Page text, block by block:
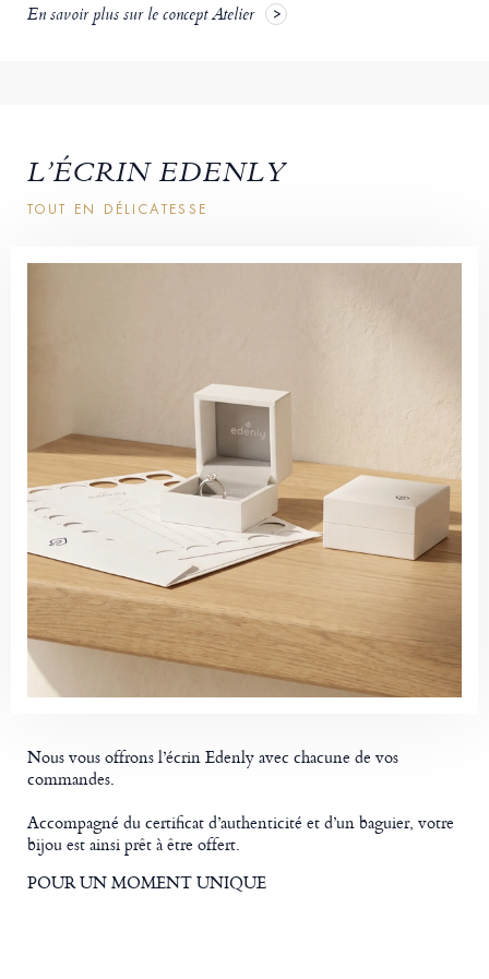
En savoir plus sur le concept Atelier
L’ÉCRIN EDENLY
TOUT EN DÉLICATESSE
Nous vous offrons l’écrin Edenly avec chacune de vos
commandes.
Accompagné du certificat d’authenticité et d’un baguier, votre
bijou est ainsi prêt à être offert.
POUR UN MOMENT UNIQUE